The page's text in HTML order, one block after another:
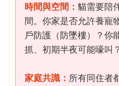
時間與空間： 貓需要陪
間。你家是否允許養寵
戶防護（防墜樓）？你
抓、初期半夜可能嚎叫？
家庭共識： 所有同住者